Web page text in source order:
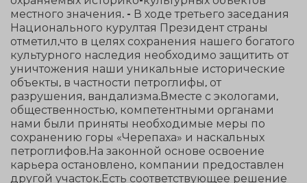
местного значения. - В ходе третьего заседания
Национального курултая Президент страны
отметил,что в целях сохранения нашего богатого
культурного наследия необходимо защитить от
уничтожения наши уникальные исторические
объекты, в частности петроглифы, от
разрушения, вандализма.Вместе с экологами,
общественностью, компетентными органами
нами были приняты необходимые меры по
сохранению горы «Черепаха» и наскальных
петроглифов.На законной основе освоение
карьера остановлено, компании предоставлен
другой участок.Есть соответствующее решение